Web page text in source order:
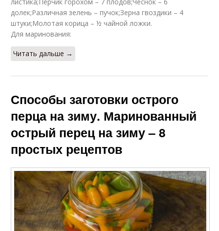
долек;Различная зелень – пучок;Зерна гвоздики – 4
штуки;Молотая корица – ½ чайной ложки.
Для маринования:
Читать дальше →
Способы заготовки острого
перца на зиму. Маринованный
острый перец на зиму – 8
простых рецептов